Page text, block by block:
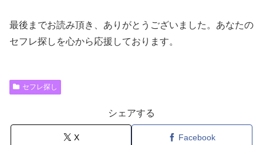
最後までお読み頂き、ありがとうございました。あなたの
セフレ探しを心から応援しております。
セフレ探し
シェアする
X Facebook